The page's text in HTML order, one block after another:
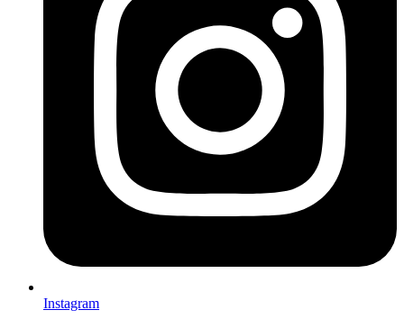
Instagram